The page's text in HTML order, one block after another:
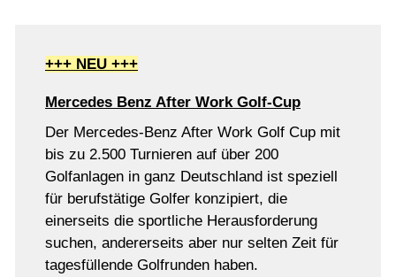
+++ NEU +++
Mercedes Benz After Work Golf-Cup
Der Mercedes-Benz After Work Golf Cup mit
bis zu 2.500 Turnieren auf über 200
Golfanlagen in ganz Deutschland ist speziell
für berufstätige Golfer konzipiert, die
einerseits die sportliche Herausforderung
suchen, andererseits aber nur selten Zeit für
tagesfüllende Golfrunden haben.